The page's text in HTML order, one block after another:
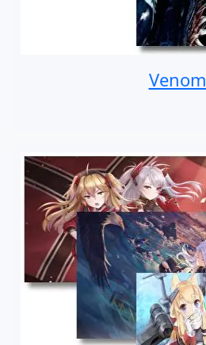
Venom